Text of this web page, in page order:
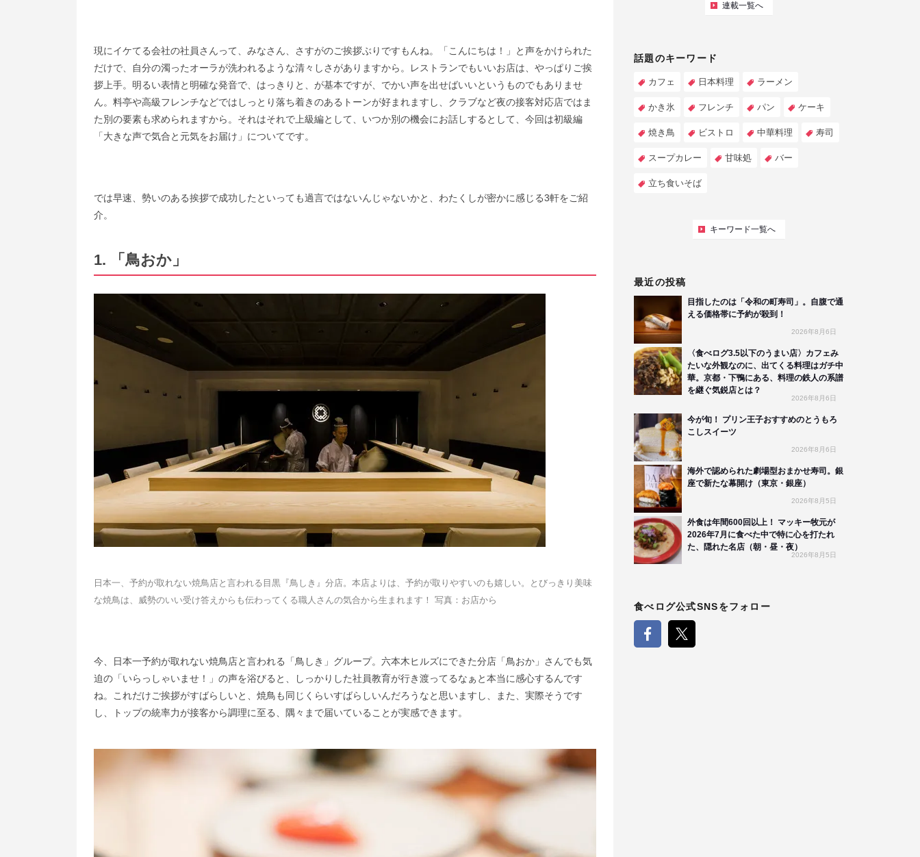
現にイケてる会社の社員さんって、みなさん、さすがのご挨拶ぶりですもんね。「こんにちは！」と声をかけられた
だけで、自分の濁ったオーラが洗われるような清々しさがありますから。レストランでもいいお店は、やっぱりご挨
拶上手。明るい表情と明確な発音で、はっきりと、が基本ですが、でかい声を出せばいいというものでもありませ
ん。料亭や高級フレンチなどではしっとり落ち着きのあるトーンが好まれますし、クラブなど夜の接客対応店ではま
た別の要素も求められますから。それはそれで上級編として、いつか別の機会にお話しするとして、今回は初級編
「大きな声で気合と元気をお届け」についてです。
では早速、勢いのある挨拶で成功したといっても過言ではないんじゃないかと、わたくしが密かに感じる3軒をご紹
介。
1. 「鳥おか」
日本一、予約が取れない焼鳥店と言われる目黒『鳥しき』分店。本店よりは、予約が取りやすいのも嬉しい。とびっきり美味
な焼鳥は、威勢のいい受け答えからも伝わってくる職人さんの気合から生まれます！ 写真：お店から
今、日本一予約が取れない焼鳥店と言われる「鳥しき」グループ。六本木ヒルズにできた分店「鳥おか」さんでも気
迫の「いらっしゃいませ！」の声を浴びると、しっかりした社員教育が行き渡ってるなぁと本当に感心するんです
ね。これだけご挨拶がすばらしいと、焼鳥も同じくらいすばらしいんだろうなと思いますし、また、実際そうです
し、トップの統率力が接客から調理に至る、隅々まで届いていることが実感できます。
連載一覧へ
話題のキーワード
カフェ 日本料理 ラーメン
かき氷 フレンチ パン ケーキ
焼き鳥 ビストロ 中華料理 寿司
スープカレー 甘味処 バー
立ち食いそば
キーワード一覧へ
最近の投稿
目指したのは「令和の町寿司」。自腹で通
える価格帯に予約が殺到！
2026年8月6日
〈食べログ3.5以下のうまい店〉カフェみ
たいな外観なのに、出てくる料理はガチ中
華。京都・下鴨にある、料理の鉄人の系譜
を継ぐ気鋭店とは？
2026年8月6日
今が旬！ プリン王子おすすめのとうもろ
こしスイーツ
2026年8月6日
海外で認められた劇場型おまかせ寿司。銀
座で新たな幕開け（東京・銀座）
2026年8月5日
外食は年間600回以上！ マッキー牧元が
2026年7月に食べた中で特に心を打たれ
た、隠れた名店（朝・昼・夜）
2026年8月5日
食べログ公式SNSをフォロー